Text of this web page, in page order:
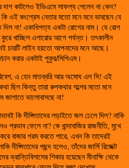
দাগ কাটলেও ইভিএমে সাফল্য পেলেন না কেন?
কি ওই কংগ্রেস নেতার মতো মনে মনে ভাবছেন যে
দিল না! একাধিপত্য একটা রোগের নাম। যে রোগ
খাচ্ছিল এগারোর আগে পর্যন্ত। তৎকালীন
সেই চারটি লাইন হয়তো আপনাদের মনে আছে।
করার একটাই পুকুর/সিপিএম।
এ হেন মাতব্বরি আর অমোঘ এল সি! এই
ছিল কিন্তু তারা রুপকথার গল্পের মতো মনে
ভালোবাসছে না!
কি দীপ্সিতাদের লড়াইতে জল ঢেলে দিল? নাকি
ফেলে না? কে ধান্দাবাজির রাজনীতি, মুখে
বাজার গরম করতে পারে, এখন কি তাদেরই
দীপ্সিতাদের পছন্দ হলেও, তাঁদের জার্সি রিজেক্ট
শিকার হয়েছেন মীনাক্ষি থেকে